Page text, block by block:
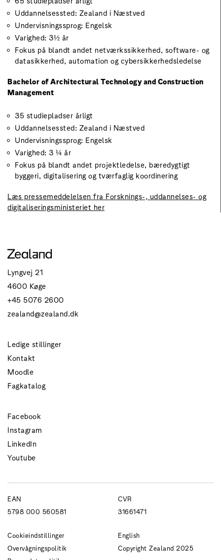
Uddannelsessted: Zealand i Næstved
Undervisningssprog: Engelsk
Varighed: 3½ år
Fokus på blandt andet netværkssikkerhed, software- og
datasikkerhed, automation og cybersikkerhedsledelse
Bachelor of Architectural Technology and Construction
Management
35 studiepladser årligt
Uddannelsessted: Zealand i Næstved
Undervisningssprog: Engelsk
Varighed: 3 ¼ år
Fokus på blandt andet projektledelse, bæredygtigt
byggeri, digitalisering og tværfaglig koordinering
Læs pressemeddelelsen fra Forsknings-, uddannelses- og
digitaliseringsministeriet her
Lyngvej 21
4600 Køge
+45 5076 2600
zealand@zealand.dk
Ledige stillinger
Kontakt
Moodle
Fagkatalog
Facebook
Instagram
LinkedIn
Youtube
EAN
5798 000 560581
CVR
31661471
Cookieindstillinger
Overvågningspolitik
English
Copyright Zealand 2025